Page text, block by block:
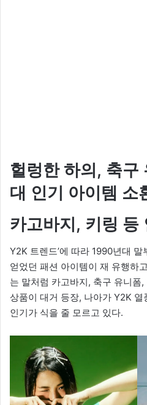
헐렁한 하의, 축
대 인기 아이템 소
카고바지, 키링 등
Y2K 트렌드’에 따라 1990년대
얻었던 패션 아이템이 재 유행하
는 말처럼 카고바지, 축구 유니폼
상품이 대거 등장, 나아가 Y2K
인기가 식을 줄 모르고 있다.